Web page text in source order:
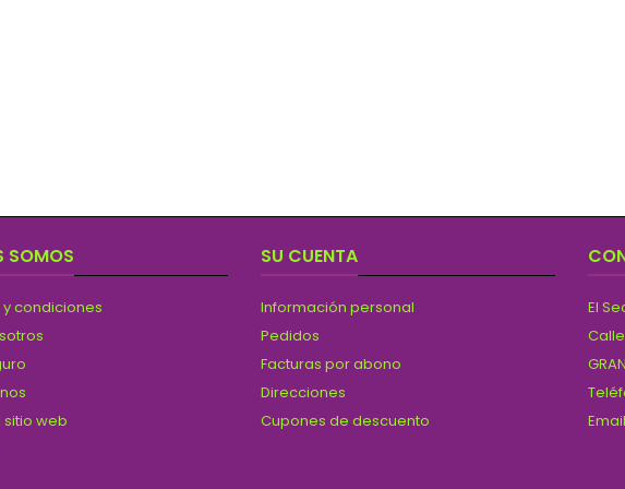
SOMOS
condiciones
web
SU CUENTA
Información personal
Pedidos
Facturas por abono
Direcciones
Cupones de descuento
El